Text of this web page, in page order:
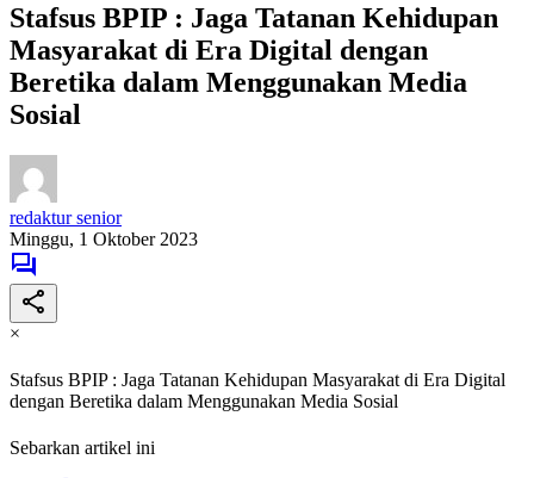
Stafsus BPIP : Jaga Tatanan Kehidupan
Masyarakat di Era Digital dengan
Beretika dalam Menggunakan Media
Sosial
redaktur senior
Minggu, 1 Oktober 2023
×
Stafsus BPIP : Jaga Tatanan Kehidupan Masyarakat di Era Digital
dengan Beretika dalam Menggunakan Media Sosial
Sebarkan artikel ini